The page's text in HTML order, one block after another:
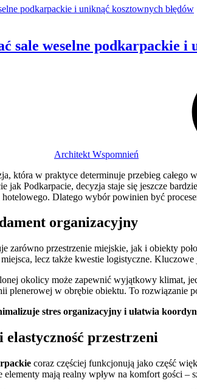
sale weselne podkarpackie i
Architekt Wspomnień
która w praktyce determinuje przebieg
jak Podkarpacie, decyzja staje się jeszcze
Dlatego wybór powinien być
organizacyjny
zarówno przestrzenie miejskie, jak i obiekty
lecz także kwestie logistyczne.
okolicy może zapewnić wyjątkowy klimat,
plenerowej w obrębie obiektu. To rozwiązanie
stres organizacyjny i ułatwia
elastyczność przestrzeni
coraz częściej funkcjonują jako część
elementy mają realny wpływ na komfort gości –